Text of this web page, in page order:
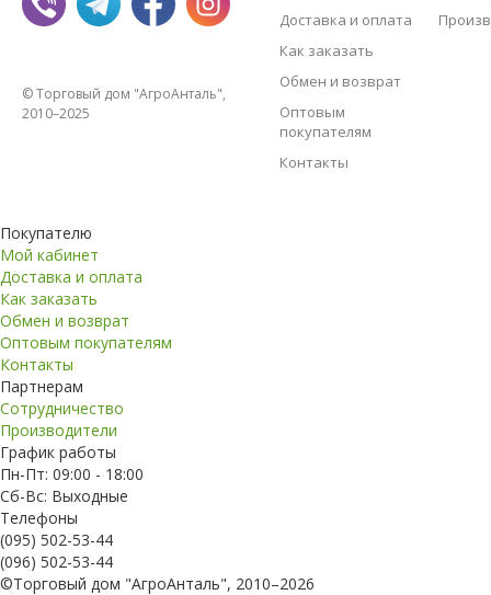
© Торговый дом "АгроАнталь",
2010–2025
Доставка и оплата
Как заказать
Обмен и возврат
Оптовым
покупателям
Контакты
Покупателю
Мой кабинет
Доставка и оплата
Как заказать
Обмен и возврат
Оптовым покупателям
Контакты
Партнерам
Сотрудничество
Производители
График работы
Пн-Пт: 09:00 - 18:00
Сб-Вс: Выходные
Телефоны
(095) 502-53-44
(096) 502-53-44
©Торговый дом "АгроАнталь", 2010–2026